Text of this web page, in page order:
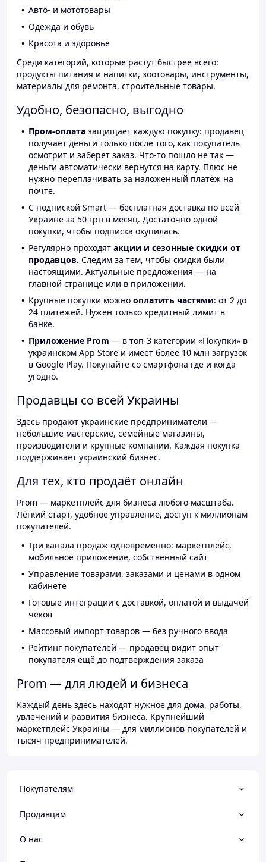
Авто- и мототовары
Одежда и обувь
Красота и здоровье
Среди категорий, которые растут быстрее всего:
продукты питания и напитки, зоотовары, инструменты,
материалы для ремонта, строительные товары.
Удобно, безопасно, выгодно
Пром-оплата защищает каждую покупку: продавец
получает деньги только после того, как покупатель
осмотрит и заберёт заказ. Что-то пошло не так —
деньги автоматически вернутся на карту. Плюс не
нужно переплачивать за наложенный платёж на
почте.
С подпиской Smart — бесплатная доставка по всей
Украине за 50 грн в месяц. Достаточно одной
покупки, чтобы подписка окупилась.
Регулярно проходят акции и сезонные скидки от
продавцов. Следим за тем, чтобы скидки были
настоящими. Актуальные предложения — на
главной странице или в приложении.
Крупные покупки можно оплатить частями: от 2 до
24 платежей. Нужен только кредитный лимит в
банке.
Приложение Prom — в топ-3 категории «Покупки» в
украинском App Store и имеет более 10 млн загрузок
в Google Play. Покупайте со смартфона где и когда
угодно.
Продавцы со всей Украины
Здесь продают украинские предприниматели —
небольшие мастерские, семейные магазины,
производители и крупные компании. Каждая покупка
поддерживает украинский бизнес.
Для тех, кто продаёт онлайн
Prom — маркетплейс для бизнеса любого масштаба.
Лёгкий старт, удобное управление, доступ к миллионам
покупателей.
Три канала продаж одновременно: маркетплейс,
мобильное приложение, собственный сайт
Управление товарами, заказами и ценами в одном
кабинете
Готовые интеграции с доставкой, оплатой и выдачей
чеков
Массовый импорт товаров — без ручного ввода
Рейтинг покупателей — продавец видит опыт
покупателя ещё до подтверждения заказа
Prom — для людей и бизнеса
Каждый день здесь находят нужное для дома, работы,
увлечений и развития бизнеса. Крупнейший
маркетплейс Украины — для миллионов покупателей и
тысяч предпринимателей.
Покупателям
Продавцам
О нас